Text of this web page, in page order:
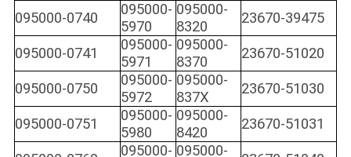
095000-0740
095000-
5970
095000-
8320
23670-39475
095000-0741
095000-
5971
095000-
8370
23670-51020
095000-0750
095000-
5972
095000-
837X
23670-51030
095000-0751
095000-
5980
095000-
8420
23670-51031
095000- 095000-